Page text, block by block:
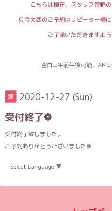
こちらは現在、スタッフ菅野
只今大西のご予約はリピーター様
ご了承いただきますよ
空白=午前午後可能、
満 2020-12-27 (Sun)
受付終了❁
受付終了致しました。
ご予約ありがとうございました❁
Select Language ▼